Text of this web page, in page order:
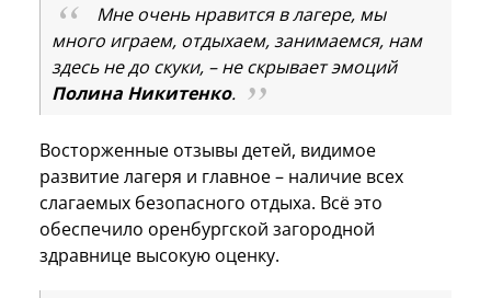
Мне очень нравится в лагере, мы
много играем, отдыхаем, занимаемся, нам
здесь не до скуки, – не скрывает эмоций
Полина Никитенко.
Восторженные отзывы детей, видимое
развитие лагеря и главное – наличие всех
слагаемых безопасного отдыха. Всё это
обеспечило оренбургской загородной
здравнице высокую оценку.